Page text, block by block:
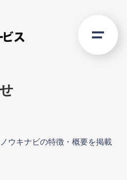
ウキナビの特徴・概要を掲載